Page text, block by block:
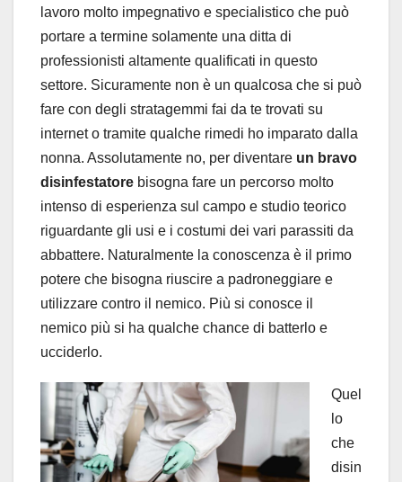
lavoro molto impegnativo e specialistico che può
portare a termine solamente una ditta di
professionisti altamente qualificati in questo
settore. Sicuramente non è un qualcosa che si può
fare con degli stratagemmi fai da te trovati su
internet o tramite qualche rimedi ho imparato dalla
nonna. Assolutamente no, per diventare un bravo
disinfestatore bisogna fare un percorso molto
intenso di esperienza sul campo e studio teorico
riguardante gli usi e i costumi dei vari parassiti da
abbattere. Naturalmente la conoscenza è il primo
potere che bisogna riuscire a padroneggiare e
utilizzare contro il nemico. Più si conosce il
nemico più si ha qualche chance di batterlo e
ucciderlo.
Quel
lo
che
disin